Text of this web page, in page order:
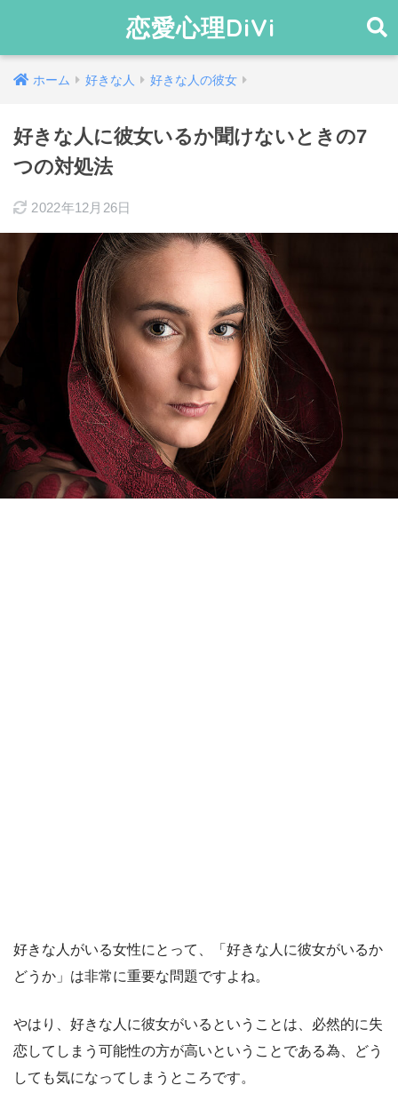
恋愛心理DiVi
ホーム 好きな人 好きな人の彼女
好きな人に彼女いるか聞けないときの7
つの対処法
2022年12月26日
好きな人がいる女性にとって、「好きな人に彼女がいるか
どうか」は非常に重要な問題ですよね。
やはり、好きな人に彼女がいるということは、必然的に失
恋してしまう可能性の方が高いということである為、どう
しても気になってしまうところです。